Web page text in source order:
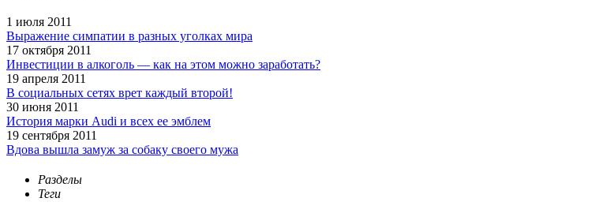
1 июля 2011
Выражение симпатии в разных уголках мира
17 октября 2011
Инвестиции в алкоголь — как на этом можно заработать?
19 апреля 2011
В социальных сетях врет каждый второй!
30 июня 2011
История марки Audi и всех ее эмблем
19 сентября 2011
Вдова вышла замуж за собаку своего мужа
Разделы
Теги